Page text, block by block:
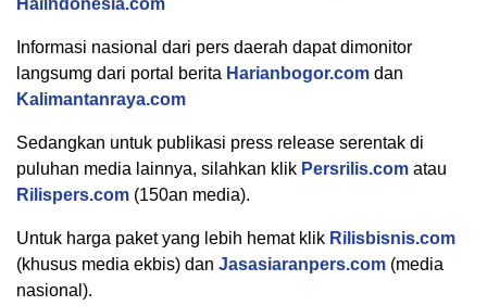
Haiindonesia.com
Informasi nasional dari pers daerah dapat dimonitor
langsumg dari portal berita Harianbogor.com dan
Kalimantanraya.com
Sedangkan untuk publikasi press release serentak di
puluhan media lainnya, silahkan klik Persrilis.com atau
Rilispers.com (150an media).
Untuk harga paket yang lebih hemat klik Rilisbisnis.com
(khusus media ekbis) dan Jasasiaranpers.com (media
nasional).